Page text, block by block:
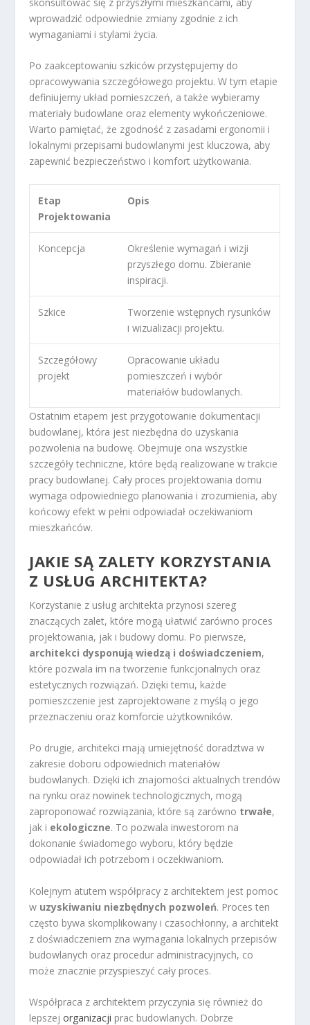
wprowadzić odpowiednie zmiany zgodnie z ich
wymaganiami i stylami życia.
Po zaakceptowaniu szkiców przystępujemy do
opracowywania szczegółowego projektu. W tym etapie
definiujemy układ pomieszczeń, a także wybieramy
materiały budowlane oraz elementy wykończeniowe.
Warto pamiętać, że zgodność z zasadami ergonomii i
lokalnymi przepisami budowlanymi jest kluczowa, aby
zapewnić bezpieczeństwo i komfort użytkowania.
Etap
Projektowania
Opis
Koncepcja
Określenie wymagań i wizji
przyszłego domu. Zbieranie
inspiracji.
Szkice
Tworzenie wstępnych rysunków
i wizualizacji projektu.
Szczegółowy
projekt
Opracowanie układu
pomieszczeń i wybór
materiałów budowlanych.
Ostatnim etapem jest przygotowanie dokumentacji
budowlanej, która jest niezbędna do uzyskania
pozwolenia na budowę. Obejmuje ona wszystkie
szczegóły techniczne, które będą realizowane w trakcie
pracy budowlanej. Cały proces projektowania domu
wymaga odpowiedniego planowania i zrozumienia, aby
końcowy efekt w pełni odpowiadał oczekiwaniom
mieszkańców.
JAKIE SĄ ZALETY KORZYSTANIA
Z USŁUG ARCHITEKTA?
Korzystanie z usług architekta przynosi szereg
znaczących zalet, które mogą ułatwić zarówno proces
projektowania, jak i budowy domu. Po pierwsze,
architekci dysponują wiedzą i doświadczeniem,
które pozwala im na tworzenie funkcjonalnych oraz
estetycznych rozwiązań. Dzięki temu, każde
pomieszczenie jest zaprojektowane z myślą o jego
przeznaczeniu oraz komforcie użytkowników.
Po drugie, architekci mają umiejętność doradztwa w
zakresie doboru odpowiednich materiałów
budowlanych. Dzięki ich znajomości aktualnych trendów
na rynku oraz nowinek technologicznych, mogą
zaproponować rozwiązania, które są zarówno trwałe,
jak i ekologiczne. To pozwala inwestorom na
dokonanie świadomego wyboru, który będzie
odpowiadał ich potrzebom i oczekiwaniom.
Kolejnym atutem współpracy z architektem jest pomoc
w uzyskiwaniu niezbędnych pozwoleń. Proces ten
często bywa skomplikowany i czasochłonny, a architekt
z doświadczeniem zna wymagania lokalnych przepisów
budowlanych oraz procedur administracyjnych, co
może znacznie przyspieszyć cały proces.
Współpraca z architektem przyczynia się również do
lepszejorganizacji prac budowlanych. Dobrze